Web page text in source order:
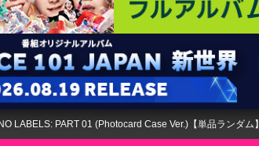
LABELS: PART 01 (Photocard Case Ver.)【単品ランダム】